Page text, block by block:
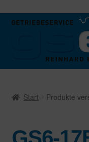
Zur
Zum
Schaltgetriebe
Start Produkte